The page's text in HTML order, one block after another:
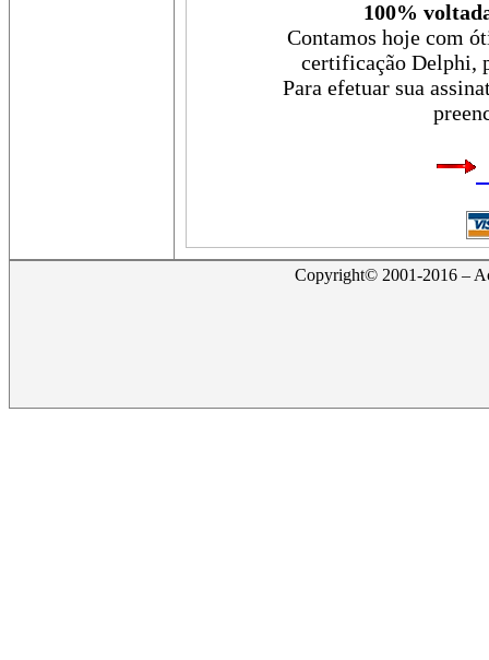
100%
Contamos hoje com
certificação Delphi,
Para efetuar sua
Copyright© 2001-2016 –